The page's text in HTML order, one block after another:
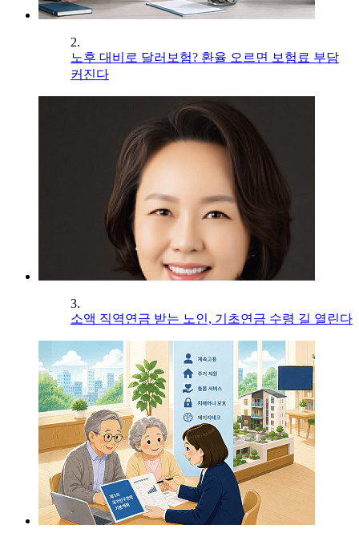
2.
노후 대비로 달러보험? 환율 오르면 보험료 부담
커진다
3.
소액 직역연금 받는 노인, 기초연금 수령 길 열린다